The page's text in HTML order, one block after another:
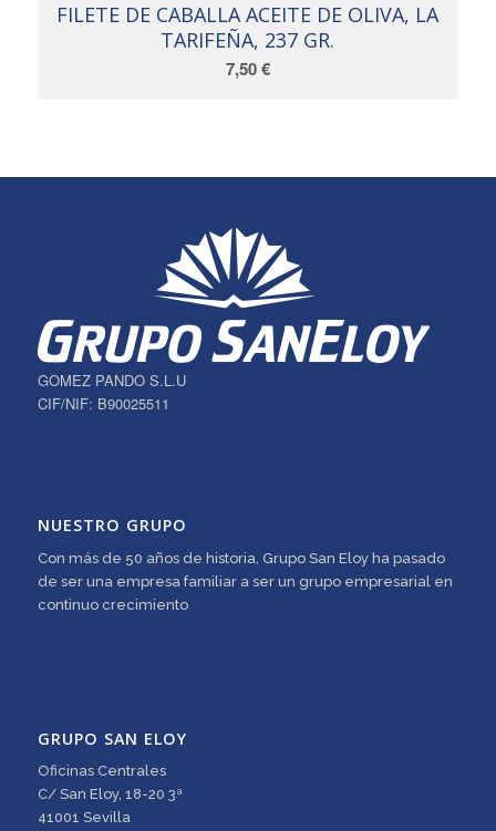
FILETE DE CABALLA ACEITE DE OLIVA, LA
TARIFEÑA, 237 GR.
7,50€
GOMEZ PANDO S.L.U
CIF/NIF: B90025511
NUESTRO GRUPO
Con más de 50 años de historia, Grupo San Eloy ha pasado
de ser una empresa familiar a ser un grupo empresarial en
continuo crecimiento
GRUPO SAN ELOY
Oficinas Centrales
C/ San Eloy, 18-20 3ª
41001 Sevilla